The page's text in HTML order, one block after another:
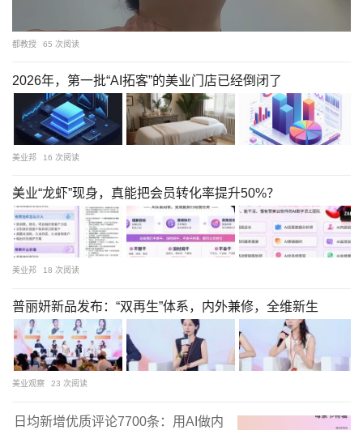
都教授 65 次阅读
2026年，第一批“AI拓客”的美业门店已经倒闭了
美业邦 16 次阅读
美业“龙虾”现身，真能把会员转化率提升50%？
美业邦 18 次阅读
普丽妍新品发布：“双再生”体系，内外兼修，全维新生
美业观察 23 次阅读
日均新增优质评论7700条：用AI做内